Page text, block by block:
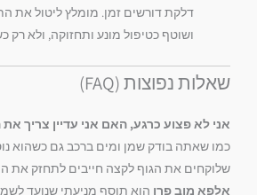
דלקת דורשים זמן. מומלץ ליטול את
ושוטף כטיפול מונע ותחזוקה, ולא רק
שאלות נפוצות (FAQ)
אני לא פצוע כרגע, האם אני עדיין צריך
כמו שאתה בודק שמן ומים ברכב גם כשהוא
שלוקחים את הגוף לקצה חייבים לתחזק
אלפא מוב פרו הוא תוסף מניעתי שנועד